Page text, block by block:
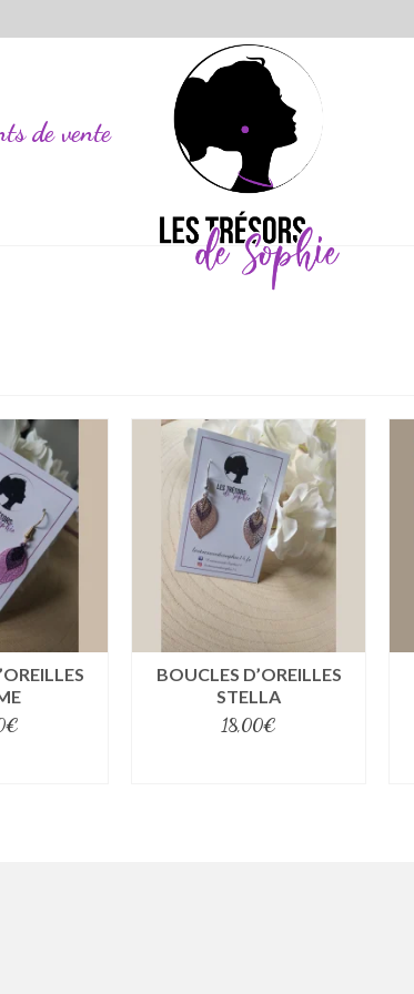
de vente
€
BOUCLES D’OREILLES
STELLA
18,00€